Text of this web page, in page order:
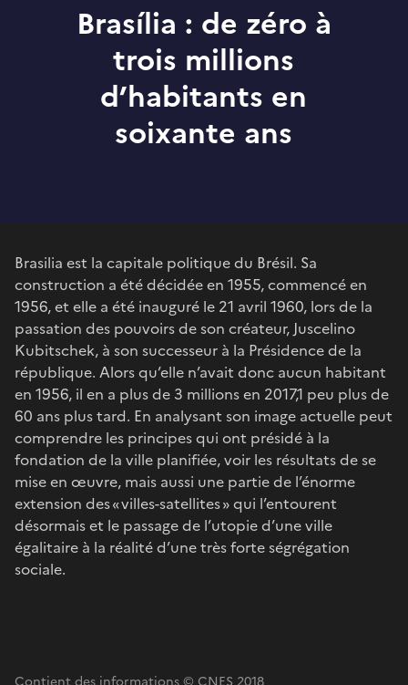
Brasília : de zéro à
trois millions
d’habitants en
soixante ans
Brasilia est la capitale politique du Brésil. Sa
construction a été décidée en 1955, commencé en
1956, et elle a été inauguré le 21 avril 1960, lors de la
passation des pouvoirs de son créateur, Juscelino
Kubitschek, à son successeur à la Présidence de la
république. Alors qu’elle n’avait donc aucun habitant
en 1956, il en a plus de 3 millions en 2017,1 peu plus de
60 ans plus tard. En analysant son image actuelle peut
comprendre les principes qui ont présidé à la
fondation de la ville planifiée, voir les résultats de se
mise en œuvre, mais aussi une partie de l’énorme
extension des « villes-satellites » qui l’entourent
désormais et le passage de l’utopie d’une ville
égalitaire à la réalité d’une très forte ségrégation
sociale.